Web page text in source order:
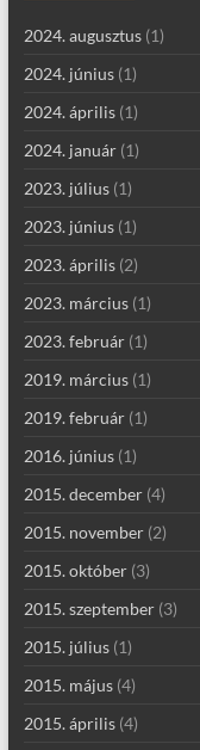
2024. augusztus(1)
2024. június(1)
2024. április(1)
2024. január(1)
2023. július(1)
2023. június(1)
2023. április(2)
2023. március(1)
2023. február(1)
2019. március(1)
2019. február(1)
2016. június(1)
2015. december(4)
2015. november(2)
2015. október(3)
2015. szeptember(3)
2015. július(1)
2015. május(4)
2015. április(4)